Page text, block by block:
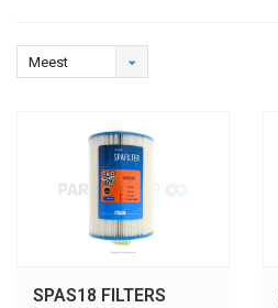
Meest
SPAS18 FILTERS